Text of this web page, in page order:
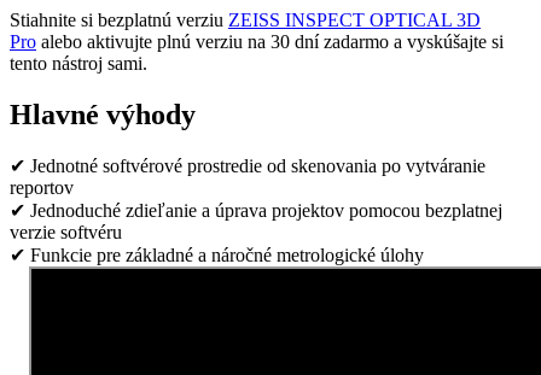
Stiahnite si bezplatnú verziu ZEISS INSPECT OPTICAL 3D
Pro alebo aktivujte plnú verziu na 30 dní zadarmo a vyskúšajte si
tento nástroj sami.
Hlavné výhody
✔ Jednotné softvérové prostredie od skenovania po vytváranie
reportov
✔ Jednoduché zdieľanie a úprava projektov pomocou bezplatnej
verzie softvéru
✔ Funkcie pre základné a náročné metrologické úlohy